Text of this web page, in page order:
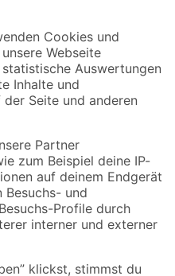
Aktionen mehr verpassen!